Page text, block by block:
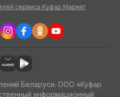
сервиса Куфар Маркет
Беларуси. ООО «Куфар
информационный